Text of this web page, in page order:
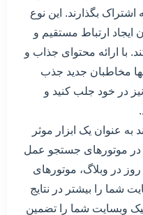
اشتراک بگذارند. این نوع
ایجاد ارتباط مستقیم و
با ارائه محتوای جذاب و
مخاطبان جدید جذب
در خود جلب کنید و
به عنوان یک ابزار موثر
در موتورهای جستجو عمل
روز در وبلاگ، موتورهای
شما را بیشتر در نتایج
وبسایت شما را تضمین